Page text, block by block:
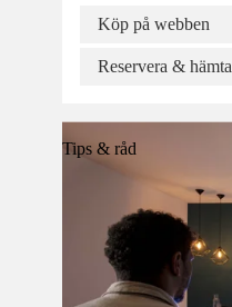
Köp på webben
Reservera & hämta
Tips & råd